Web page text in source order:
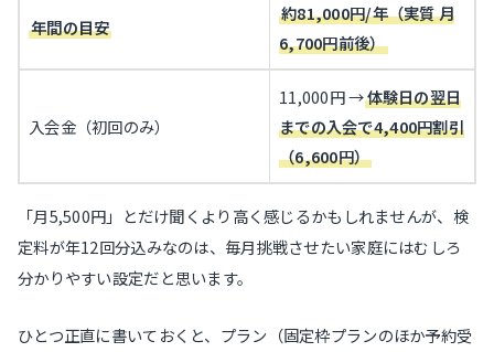
年間の目安
約81,000円/年（実質 月
6,700円前後）
入会金（初回のみ）
11,000円 →体験日の翌日
までの入会で4,400円割引
（6,600円）
「月5,500円」とだけ聞くより高く感じるかもしれませんが、検
定料が年12回分込みなのは、毎月挑戦させたい家庭にはむしろ
分かりやすい設定だと思います。
ひとつ正直に書いておくと、プラン（固定枠プランのほか予約受